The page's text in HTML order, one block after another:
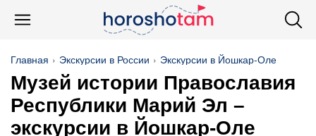
Главная Экскурсии в России Экскурсии в Йошкар-Оле
Музей истории Православия
Республики Марий Эл –
экскурсии в Йошкар-Оле